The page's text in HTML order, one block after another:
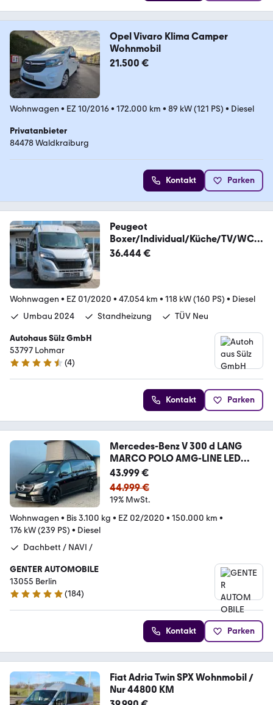
Opel Vivaro Klima Camper
Wohnmobil
21.500 €
Wohnwagen • EZ 10/2016• 172.000 km • 89 kW (121 PS) • Diesel
Privatanbieter
84478 Waldkraiburg
Kontakt Parken
Peugeot
Boxer/Individual/Küche/TV/WC/
Solar/Markisse/Spur
36.444 €
Wohnwagen • EZ 01/2020 • 47.054 km • 118 kW (160 PS) • Diesel
Umbau 2024
Standheizung TÜV Neu
Autohaus Sülz GmbH
53797 Lohmar
4.6 Sterne
(4)
Kontakt Parken
Mercedes-Benz V 300 d LANG
MARCO POLO AMG-LINE LED
KAMERA AHK
43.999 €
44.999 €
19% MwSt.
Wohnwagen • Bis 3.100 kg • EZ 02/2020 • 150.000 km •
176 kW (239 PS) • Diesel
Dachbett / NAVI /
GENTER AUTOMOBILE
13055 Berlin
4.9 Sterne
(184)
Kontakt Parken
Fiat Adria Twin SPX Wohnmobil /
Nur 44800 KM